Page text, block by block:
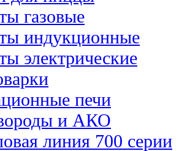
газовые
индукционные
электрические
печи
и АКО
линия 700 серии